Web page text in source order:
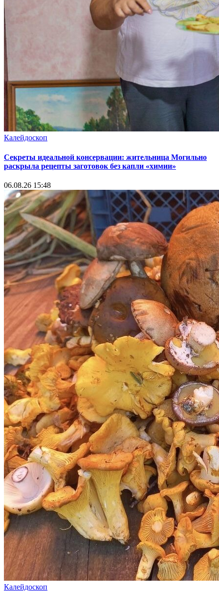
Калейдоскоп
Секреты идеальной консервации: жительница Могильно
раскрыла рецепты заготовок без капли «химии»
06.08.26 15:48
Калейдоскоп